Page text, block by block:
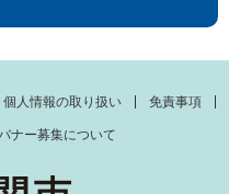
個人情報の取り扱い 免責事項
ナー募集について